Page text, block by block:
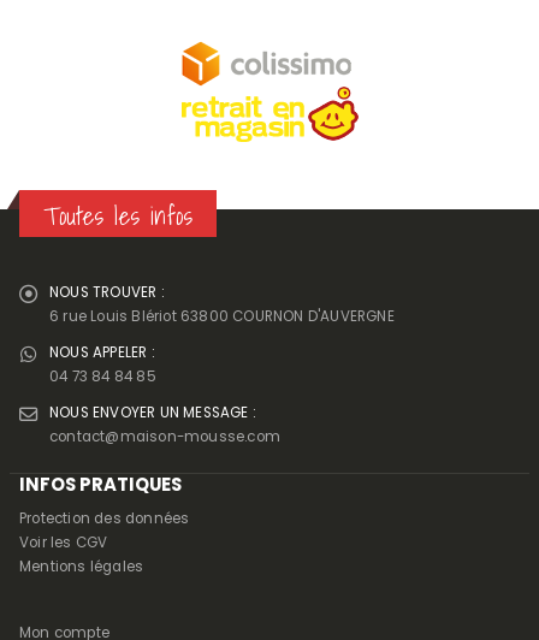
Toutes les infos
NOUS TROUVER :
6 rue Louis Blériot 63800 COURNON D'AUVERGNE
NOUS APPELER :
04 73 84 84 85
NOUS ENVOYER UN MESSAGE :
contact@maison-mousse.com
INFOS PRATIQUES
Protection des données
Voir les CGV
Mentions légales
Mon compte